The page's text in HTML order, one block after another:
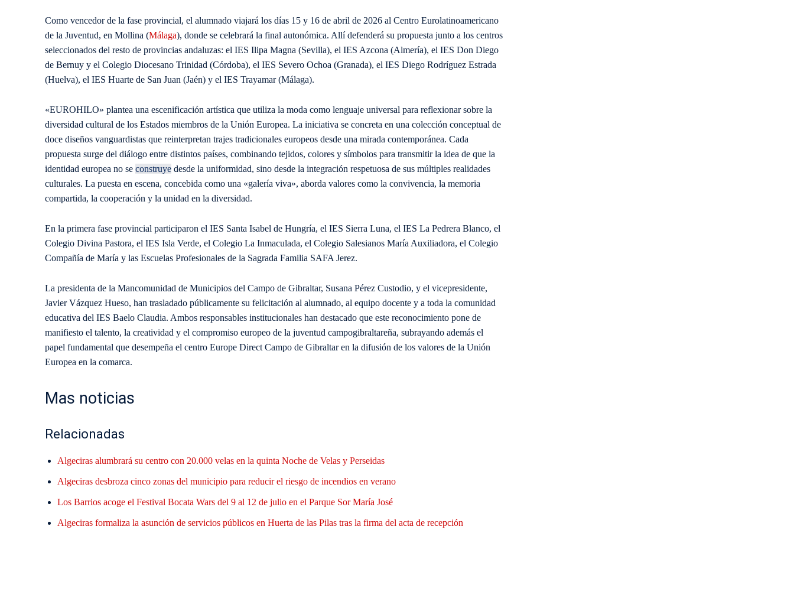
Como vencedor de la fase provincial, el alumnado viajará los días 15 y 16 de abril de 2026 al Centro Eurolatinoamericano
de la Juventud, en Mollina (Málaga), donde se celebrará la final autonómica. Allí defenderá su propuesta junto a los centros
seleccionados del resto de provincias andaluzas: el IES Ilipa Magna (Sevilla), el IES Azcona (Almería), el IES Don Diego
de Bernuy y el Colegio Diocesano Trinidad (Córdoba), el IES Severo Ochoa (Granada), el IES Diego Rodríguez Estrada
(Huelva), el IES Huarte de San Juan (Jaén) y el IES Trayamar (Málaga).
«EUROHILO» plantea una escenificación artística que utiliza la moda como lenguaje universal para reflexionar sobre la
diversidad cultural de los Estados miembros de la Unión Europea. La iniciativa se concreta en una colección conceptual de
doce diseños vanguardistas que reinterpretan trajes tradicionales europeos desde una mirada contemporánea. Cada
propuesta surge del diálogo entre distintos países, combinando tejidos, colores y símbolos para transmitir la idea de que la
identidad europea no se construye desde la uniformidad, sino desde la integración respetuosa de sus múltiples realidades
culturales. La puesta en escena, concebida como una «galería viva», aborda valores como la convivencia, la memoria
compartida, la cooperación y la unidad en la diversidad.
En la primera fase provincial participaron el IES Santa Isabel de Hungría, el IES Sierra Luna, el IES La Pedrera Blanco, el
Colegio Divina Pastora, el IES Isla Verde, el Colegio La Inmaculada, el Colegio Salesianos María Auxiliadora, el Colegio
Compañía de María y las Escuelas Profesionales de la Sagrada Familia SAFA Jerez.
La presidenta de la Mancomunidad de Municipios del Campo de Gibraltar, Susana Pérez Custodio, y el vicepresidente,
Javier Vázquez Hueso, han trasladado públicamente su felicitación al alumnado, al equipo docente y a toda la comunidad
educativa del IES Baelo Claudia. Ambos responsables institucionales han destacado que este reconocimiento pone de
manifiesto el talento, la creatividad y el compromiso europeo de la juventud campogibraltareña, subrayando además el
papel fundamental que desempeña el centro Europe Direct Campo de Gibraltar en la difusión de los valores de la Unión
Europea en la comarca.
Mas noticias
Relacionadas
Algeciras alumbrará su centro con 20.000 velas en la quinta Noche de Velas y Perseidas
Algeciras desbroza cinco zonas del municipio para reducir el riesgo de incendios en verano
Los Barrios acoge el Festival Bocata Wars del 9 al 12 de julio en el Parque Sor María José
Algeciras formaliza la asunción de servicios públicos en Huerta de las Pilas tras la firma del acta de recepción